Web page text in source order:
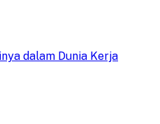
dalam Dunia Kerja